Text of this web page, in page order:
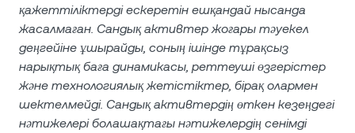
қажеттіліктерді ескеретін ешқандай нысанда
жасалмаған. Сандық активтер жоғары тәуекел
деңгейіне ұшырайды, соның ішінде тұрақсыз
нарықтық баға динамикасы, реттеуші өзгерістер
және технологиялық жетістіктер, бірақ олармен
шектелмейді. Сандық активтердің өткен кезеңдегі
нәтижелері болашақтағы нәтижелердің сенімді